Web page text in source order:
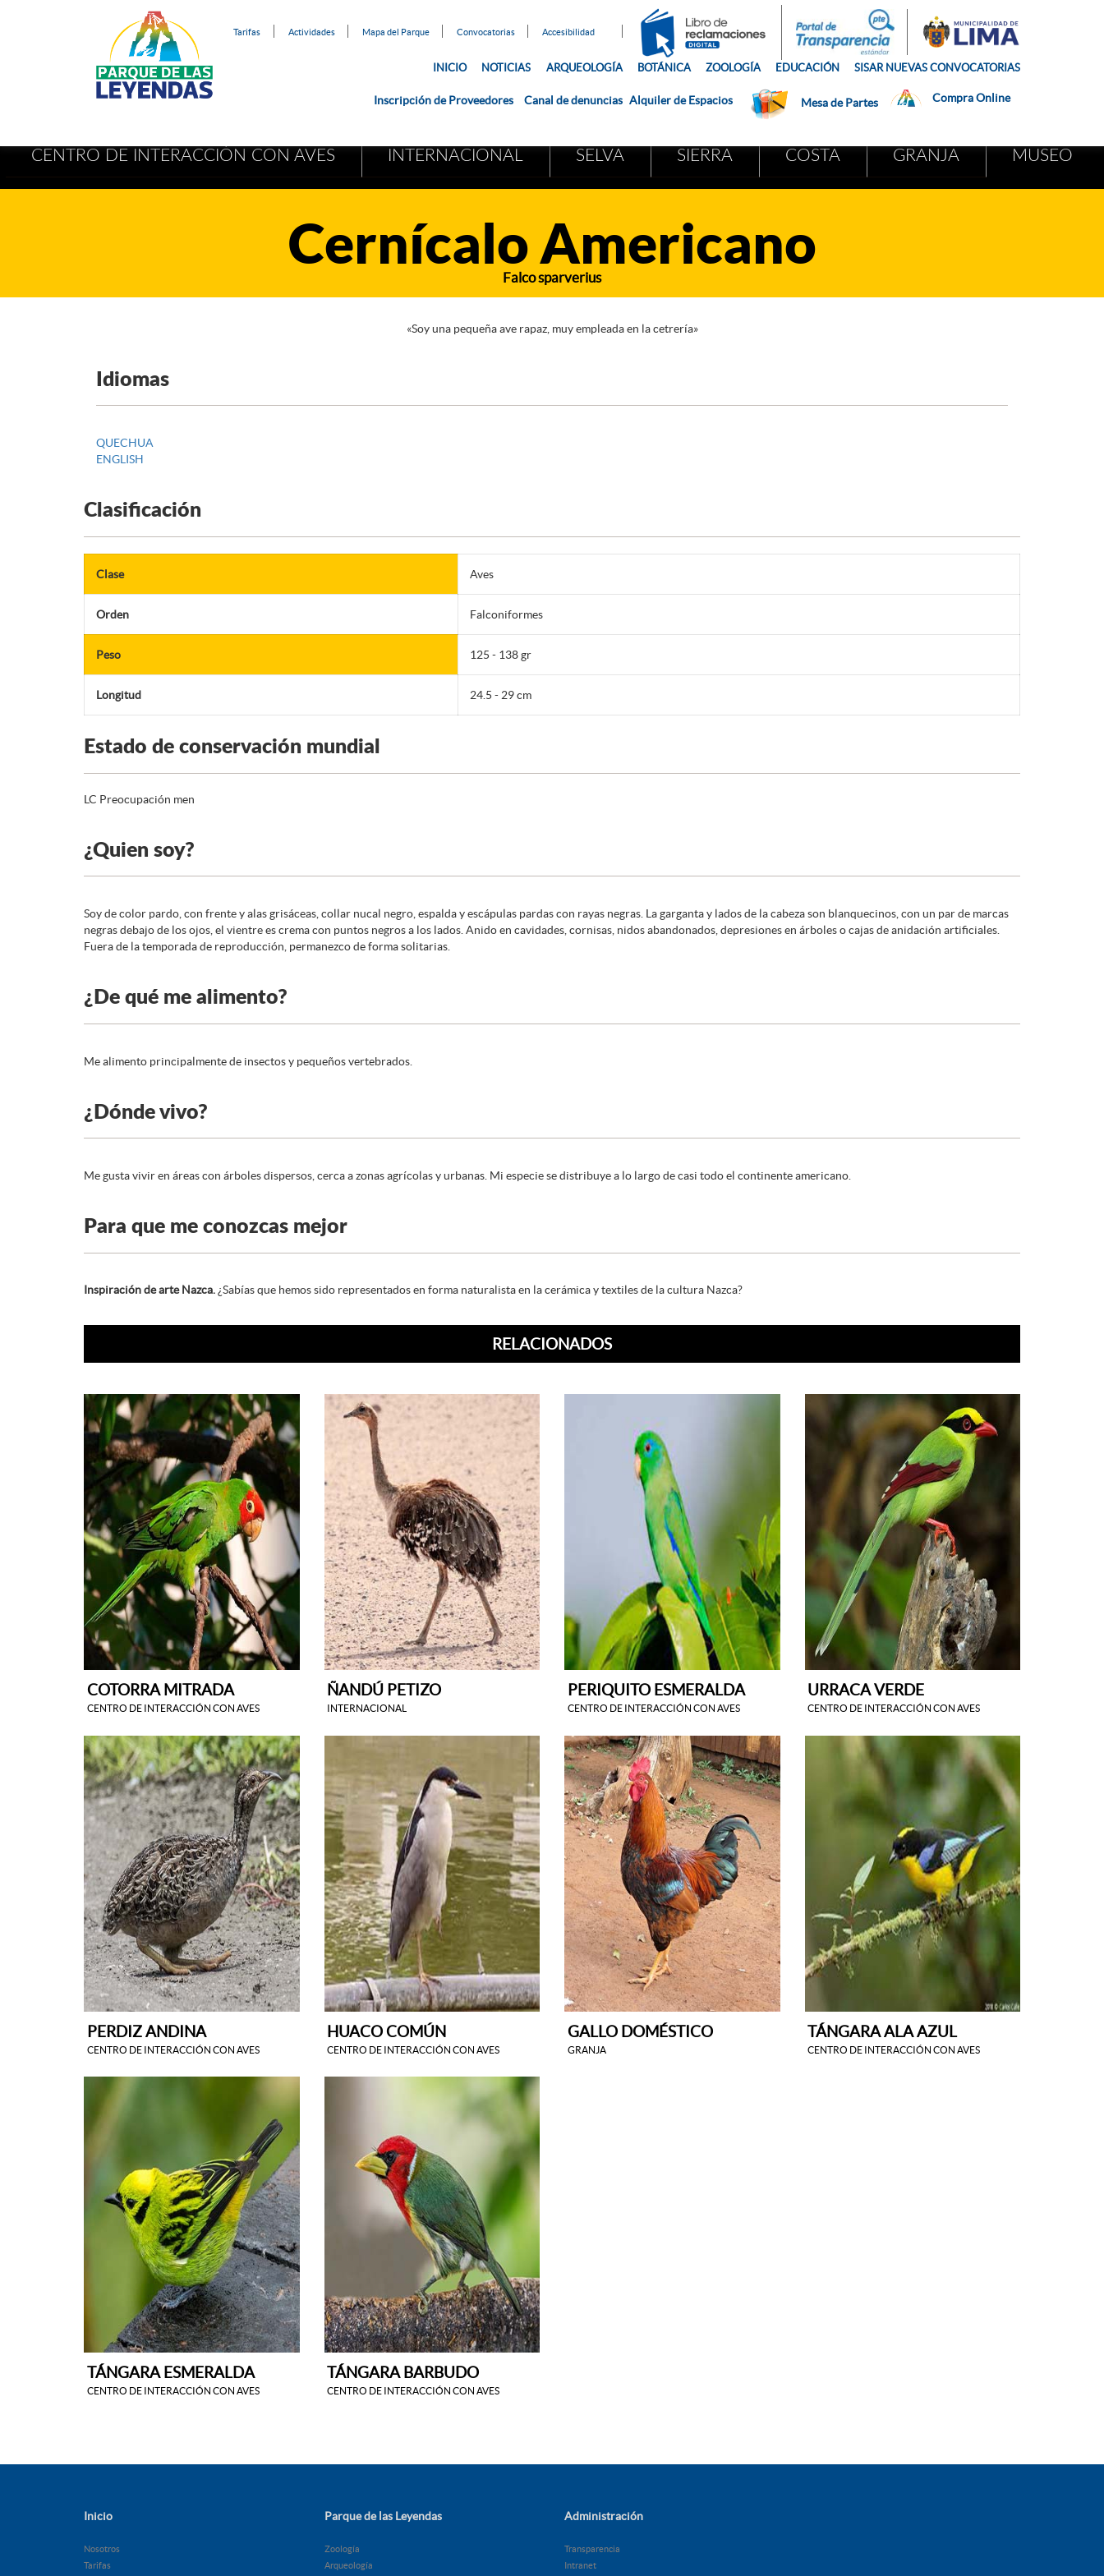
Tarifas Actividades Mapa del Parque Convocatorias Accesibilidad
INICIO NOTICIAS ARQUEOLOGÍA BOTÁNICA ZOOLOGÍA EDUCACIÓN SISAR NUEVAS CONVOCATORIAS
Compra Online
Mesa de Partes
Alquiler de Espacios
Canal de denuncias
Inscripción de Proveedores
CENTRO DE INTERACCIÓN CON AVES INTERNACIONAL SELVA SIERRA COSTA GRANJA MUSEO
Cernícalo Americano
Falco sparverius
«Soy una pequeña ave rapaz, muy empleada en la cetrería»
Idiomas
QUECHUA
ENGLISH
Clasificación
Clase Aves
Orden Falconiformes
Peso 125 - 138 gr
Longitud 24.5 - 29 cm
Estado de conservación mundial
LC Preocupación men
¿Quien soy?
Soy de color pardo, con frente y alas grisáceas, collar nucal negro, espalda y escápulas pardas con rayas negras. La garganta y lados de la cabeza son blanquecinos, con un par de marcas
negras debajo de los ojos, el vientre es crema con puntos negros a los lados. Anido en cavidades, cornisas, nidos abandonados, depresiones en árboles o cajas de anidación artificiales.
Fuera de la temporada de reproducción, permanezco de forma solitarias.
¿De qué me alimento?
Me alimento principalmente de insectos y pequeños vertebrados.
¿Dónde vivo?
Me gusta vivir en áreas con árboles dispersos, cerca a zonas agrícolas y urbanas. Mi especie se distribuye a lo largo de casi todo el continente americano.
Para que me conozcas mejor
Inspiración de arte Nazca.¿Sabías que hemos sido representados en forma naturalista en la cerámica y textiles de la cultura Nazca?
RELACIONADOS
COTORRA MITRADA
CENTRO DE INTERACCIÓN CON AVES
ÑANDÚ PETIZO
INTERNACIONAL
PERIQUITO ESMERALDA
CENTRO DE INTERACCIÓN CON AVES
URRACA VERDE
CENTRO DE INTERACCIÓN CON AVES
PERDIZ ANDINA
CENTRO DE INTERACCIÓN CON AVES
HUACO COMÚN
CENTRO DE INTERACCIÓN CON AVES
GALLO DOMÉSTICO
GRANJA
TÁNGARA ALA AZUL
CENTRO DE INTERACCIÓN CON AVES
TÁNGARA ESMERALDA
CENTRO DE INTERACCIÓN CON AVES
TÁNGARA BARBUDO
CENTRO DE INTERACCIÓN CON AVES
Inicio
Nosotros
Tarifas
Parque de las Leyendas
Zoología
Arqueología
Administración
Transparencia
Intranet